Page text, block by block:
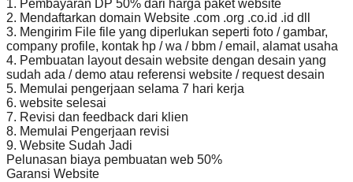
1. Pembayaran DP 50% dari harga paket website
2. Mendaftarkan domain Website .com .org .co.id .id dll
3. Mengirim File file yang diperlukan seperti foto / gambar,
company profile, kontak hp / wa / bbm / email, alamat usaha
4. Pembuatan layout desain website dengan desain yang
sudah ada / demo atau referensi website / request desain
5. Memulai pengerjaan selama 7 hari kerja
6. website selesai
7. Revisi dan feedback dari klien
8. Memulai Pengerjaan revisi
9. Website Sudah Jadi
Pelunasan biaya pembuatan web 50%
Garansi Website